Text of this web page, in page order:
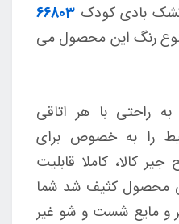
66803
رنگ این محصول می
راحتی با هر اتاقی
را به خصوص برای
کالا، کاملا قابلیت
محصول کثیف شد شما
و مایع شست و شو غیر